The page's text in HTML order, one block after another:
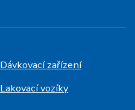
Dávkovací zařízení
Lakovací vozíky